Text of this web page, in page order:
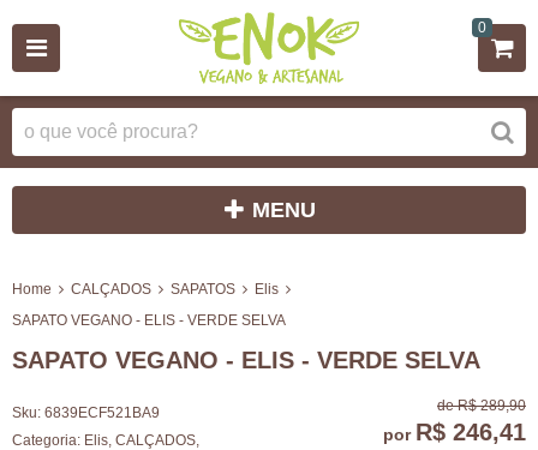
0
MENU
Home CALÇADOS SAPATOS
Elis
SAPATO VEGANO - ELIS - VERDE SELVA
SAPATO VEGANO - ELIS - VERDE SELVA
Sku: 6839ECF521BA9
Categoria: Elis CALÇADOS
de R$ 289,90
por R$ 246,41